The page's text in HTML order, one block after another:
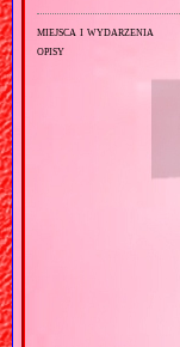
miejsca i wydarzenia
opisy